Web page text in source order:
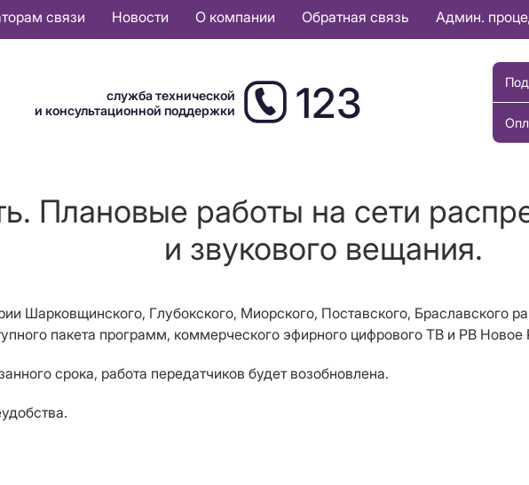
связи Новости О компании Обратная связь Админ.
служба технической
и консультационной поддержки
123
Плановые работы на сети
и звукового вещания.
Шарковщинского, Глубокского, Миорского, Поставского, Браславского
пакета программ, коммерческого эфирного цифрового ТВ и РВ Новое
срока, работа передатчиков будет возобновлена.